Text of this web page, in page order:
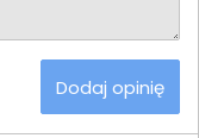
Dodaj opinię